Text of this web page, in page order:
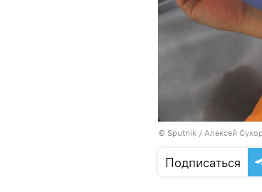
© Sputnik / Алексей
Подписаться